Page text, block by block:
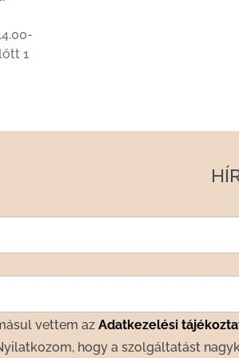
1
vettem az Adatkezelési
hogy a szolgáltatást